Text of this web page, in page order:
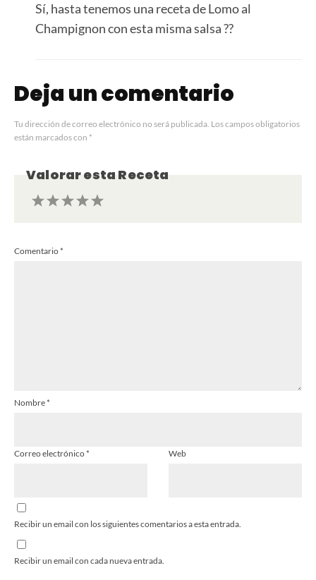
Sí, hasta tenemos una receta deLomo al
Champignoncon esta misma salsa ??
Deja un comentario
Tu dirección de correo electrónico no será publicada. Los campos obligatorios
están marcados con *
Valorar esta Receta
Estrellas
Estrella
Comentario*
Nombre*
Correo electrónico* Web
Recibir un email con los siguientes comentarios a esta entrada.
Recibir un email con cada nueva entrada.